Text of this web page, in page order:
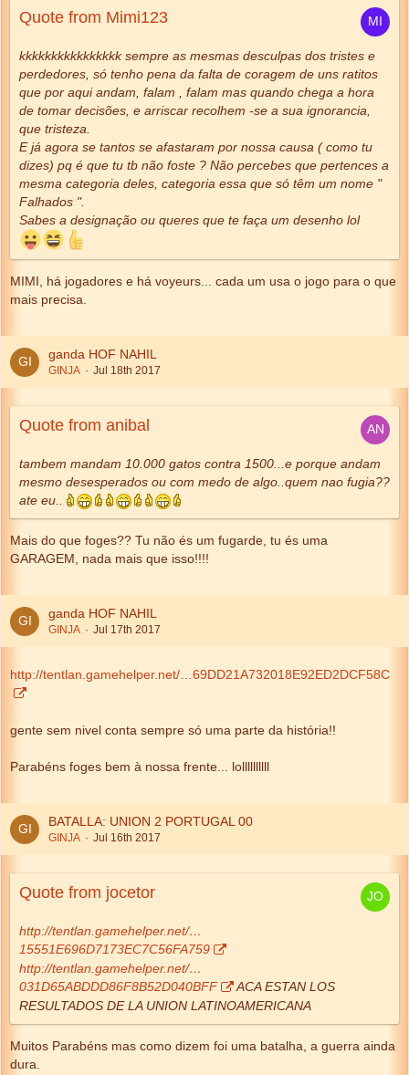
Quote from Mimi123
kkkkkkkkkkkkkkkk sempre as mesmas desculpas dos tristes e
perdedores, só tenho pena da falta de coragem de uns ratitos
que por aqui andam, falam , falam mas quando chega a hora
de tomar decisões, e arriscar recolhem -se a sua ignorancia,
que tristeza.
E já agora se tantos se afastaram por nossa causa ( como tu
dizes) pq é que tu tb não foste ? Não percebes que pertences a
mesma categoria deles, categoria essa que só têm um nome "
Falhados ".
Sabes a designação ou queres que te faça um desenho lol
MIMI, há jogadores e há voyeurs... cada um usa o jogo para o que
mais precisa.
ganda HOF NAHIL
GINJA Jul 18th 2017
Quote from anibal
tambem mandam 10.000 gatos contra 1500...e porque andam
mesmo desesperados ou com medo de algo..quem nao fugia??
ate eu..
Mais do que foges?? Tu não és um fugarde, tu és uma
GARAGEM, nada mais que isso!!!!
ganda HOF NAHIL
GINJA Jul 17th 2017
http://tentlan.gamehelper.net/…69DD21A732018E92ED2DCF58C
gente sem nivel conta sempre só uma parte da história!!
Parabéns foges bem à nossa frente... lollllllllll
BATALLA: UNION 2 PORTUGAL 00
GINJA Jul 16th 2017
Quote from jocetor
http://tentlan.gamehelper.net/…
15551E696D7173EC7C56FA759
http://tentlan.gamehelper.net/…
031D65ABDDD86F8B52D040BFF
ACA ESTAN LOS
RESULTADOS DE LA UNION LATINOAMERICANA
Muitos Parabéns mas como dizem foi uma batalha, a guerra ainda
dura.